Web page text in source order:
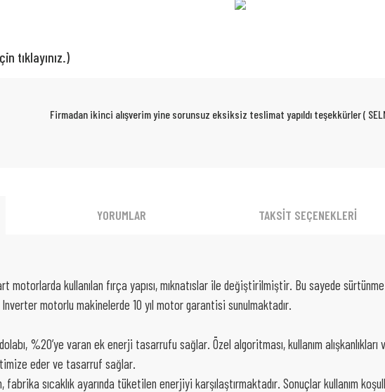
tıklayınız.)
Firmadan ikinci alışverim yine sorunsuz eksiksiz teslimat yapıldı teşekkürler (
YORUMLAR TAKSİT SEÇENEKLERİ
kullanılan fırça yapısı, mıknatıslar ile değiştirilmiştir. Bu sayede sürtünme
motorlu makinelerde 10 yıl motor garantisi sunulmaktadır.
%20’ye varan ek enerji tasarrufu sağlar. Özel algoritması, kullanım
eder ve tasarruf sağlar.
sıcaklık ayarında tüketilen enerjiyi karşılaştırmaktadır. Sonuçlar kullanım